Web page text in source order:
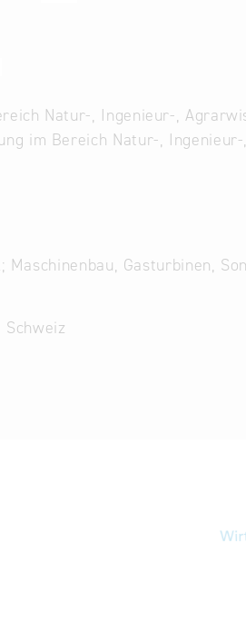
Natur-, Ingenieur-,
im Bereich Natur-,
Gasturbinen,